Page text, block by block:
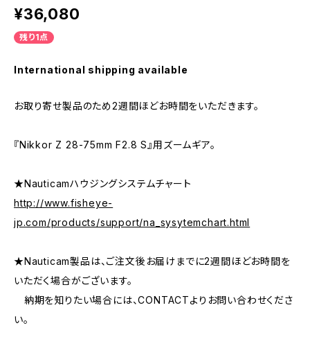
¥36,080
残り1点
International shipping available
お取り寄せ製品のため2週間ほどお時間をいただきます。
『Nikkor Z 28-75mm F2.8 S』用ズームギア。
★Nauticamハウジングシステムチャート
http://www.fisheye-
jp.com/products/support/na_sysytemchart.html
★Nauticam製品は、ご注文後お届けまでに2週間ほどお時間を
いただく場合がございます。
納期を知りたい場合には、CONTACTよりお問い合わせくださ
い。